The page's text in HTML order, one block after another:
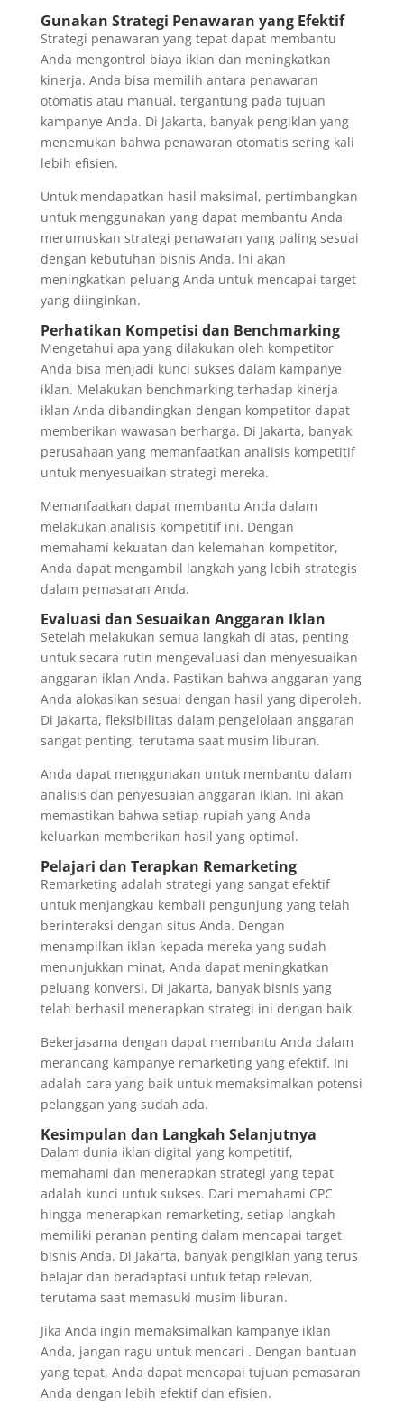
Gunakan Strategi Penawaran yang Efektif
Strategi penawaran yang tepat dapat membantu
Anda mengontrol biaya iklan dan meningkatkan
kinerja. Anda bisa memilih antara penawaran
otomatis atau manual, tergantung pada tujuan
kampanye Anda. Di Jakarta, banyak pengiklan yang
menemukan bahwa penawaran otomatis sering kali
lebih efisien.
Untuk mendapatkan hasil maksimal, pertimbangkan
untuk menggunakan yang dapat membantu Anda
merumuskan strategi penawaran yang paling sesuai
dengan kebutuhan bisnis Anda. Ini akan
meningkatkan peluang Anda untuk mencapai target
yang diinginkan.
Perhatikan Kompetisi dan Benchmarking
Mengetahui apa yang dilakukan oleh kompetitor
Anda bisa menjadi kunci sukses dalam kampanye
iklan. Melakukan benchmarking terhadap kinerja
iklan Anda dibandingkan dengan kompetitor dapat
memberikan wawasan berharga. Di Jakarta, banyak
perusahaan yang memanfaatkan analisis kompetitif
untuk menyesuaikan strategi mereka.
Memanfaatkan dapat membantu Anda dalam
melakukan analisis kompetitif ini. Dengan
memahami kekuatan dan kelemahan kompetitor,
Anda dapat mengambil langkah yang lebih strategis
dalam pemasaran Anda.
Evaluasi dan Sesuaikan Anggaran Iklan
Setelah melakukan semua langkah di atas, penting
untuk secara rutin mengevaluasi dan menyesuaikan
anggaran iklan Anda. Pastikan bahwa anggaran yang
Anda alokasikan sesuai dengan hasil yang diperoleh.
Di Jakarta, fleksibilitas dalam pengelolaan anggaran
sangat penting, terutama saat musim liburan.
Anda dapat menggunakan untuk membantu dalam
analisis dan penyesuaian anggaran iklan. Ini akan
memastikan bahwa setiap rupiah yang Anda
keluarkan memberikan hasil yang optimal.
Pelajari dan Terapkan Remarketing
Remarketing adalah strategi yang sangat efektif
untuk menjangkau kembali pengunjung yang telah
berinteraksi dengan situs Anda. Dengan
menampilkan iklan kepada mereka yang sudah
menunjukkan minat, Anda dapat meningkatkan
peluang konversi. Di Jakarta, banyak bisnis yang
telah berhasil menerapkan strategi ini dengan baik.
Bekerjasama dengan dapat membantu Anda dalam
merancang kampanye remarketing yang efektif. Ini
adalah cara yang baik untuk memaksimalkan potensi
pelanggan yang sudah ada.
Kesimpulan dan Langkah Selanjutnya
Dalam dunia iklan digital yang kompetitif,
memahami dan menerapkan strategi yang tepat
adalah kunci untuk sukses. Dari memahami CPC
hingga menerapkan remarketing, setiap langkah
memiliki peranan penting dalam mencapai target
bisnis Anda. Di Jakarta, banyak pengiklan yang terus
belajar dan beradaptasi untuk tetap relevan,
terutama saat memasuki musim liburan.
Jika Anda ingin memaksimalkan kampanye iklan
Anda, jangan ragu untuk mencari . Dengan bantuan
yang tepat, Anda dapat mencapai tujuan pemasaran
Anda dengan lebih efektif dan efisien.